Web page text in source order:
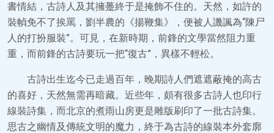
書情結，古詩人及其擁躉終于是掩飾不住的。天然，如許的
裝幀免不了挨罵，劉半農的《揚鞭集》，便被人譏諷為“陳尸
人的打扮服裝”。可見，在新時期，前鋒的文學當然阻力重
重，而前鋒的古詩要玩一把“復古”，異樣不輕松。
古詩出生迄今已走過百年，晚期詩人們遮遮蔽掩的高古
的喜好，天然無需再暗藏。近些年，頗有很多古詩人也印行
線裝詩集，而北京的煮雨山房更是雕版刷印了一批古詩集。
思古之幽情及傳統文明的魔力，終于為古詩的線裝本外套廓